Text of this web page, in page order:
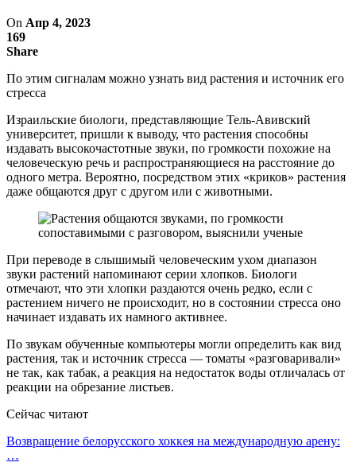
On Апр 4, 2023
169
Share
По этим сигналам можно узнать вид растения и источник его
стресса
Израильские биологи, представляющие Тель-Авивский
университет, пришли к выводу, что растения способны
издавать высокочастотные звуки, по громкости похожие на
человеческую речь и распространяющиеся на расстояние до
одного метра. Вероятно, посредством этих «криков» растения
даже общаются друг с другом или с животными.
При переводе в слышимый человеческим ухом диапазон
звуки растений напоминают серии хлопков. Биологи
отмечают, что эти хлопки раздаются очень редко, если с
растением ничего не происходит, но в состоянии стресса оно
начинает издавать их намного активнее.
По звукам обученные компьютеры могли определить как вид
растения, так и источник стресса — томаты «разговаривали»
не так, как табак, а реакция на недостаток воды отличалась от
реакции на обрезание листьев.
Сейчас читают
Возвращение белорусского хоккея на международную арену:
…